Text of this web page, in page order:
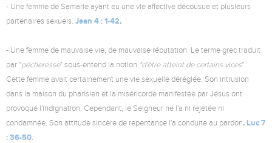
- Une femme de Samarie ayant eu une vie affective décousue et plusieurs
partenaires sexuels. Jean 4 : 1-42.
- Une femme de mauvaise vie, de mauvaise réputation. Le terme grec traduit
par "pécheresse" sous-entend la notion "d'être atteint de certains vices".
Cette femme avait certainement une vie sexuelle déréglée. Son intrusion
dans la maison du pharisien et la miséricorde manifestée par Jésus ont
provoqué l'indignation. Cependant, le Seigneur ne l'a ni rejetée ni
condamnée. Son attitude sincère de repentance l'a conduite au pardon. Luc 7
: 36-50.